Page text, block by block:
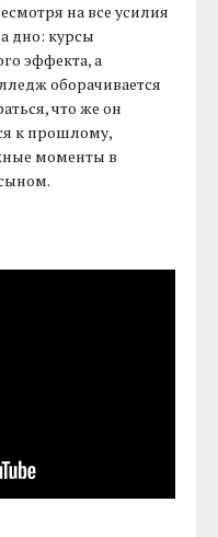
на все усилия
дно: курсы
эффекта, а
оборачивается
что же он
к прошлому,
моменты в